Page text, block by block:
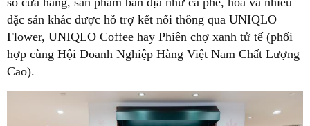
đặc sản khác được hỗ trợ kết nối thông qua UNIQLO
Flower, UNIQLO Coffee hay Phiên chợ xanh tử tế (phối
hợp cùng Hội Doanh Nghiệp Hàng Việt Nam Chất Lượng
Cao).